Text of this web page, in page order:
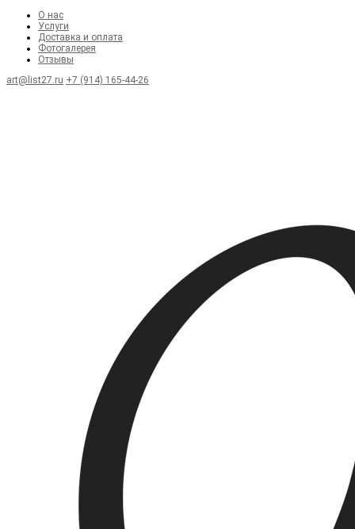
О нас
Услуги
Доставка и оплата
Фотогалерея
Отзывы
art@list27.ru +7 (914) 165-44-26